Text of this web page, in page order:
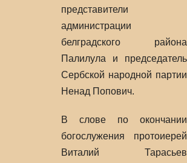
представители
администрации
белградского района
Палилула и председатель
Сербской народной партии
Ненад Попович.
В слове по окончании
богослужения протоиерей
Виталий Тарасьев